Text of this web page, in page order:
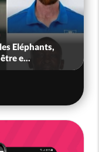
Eléphants,
e...